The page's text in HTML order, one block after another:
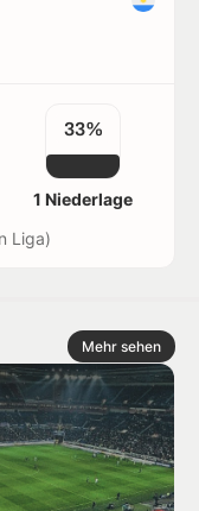
33%
1 Niederlage
Liga)
Mehr sehen